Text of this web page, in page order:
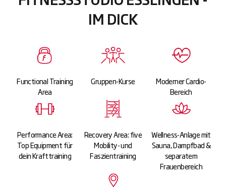
IM DICK
Functional Training
Area
Gruppen-Kurse
Moderner Cardio-
Bereich
Performance Area:
Top Equipment für
dein Krafttraining
Recovery Area: five
Mobility- und
Faszientraining
Wellness-Anlage mit
Sauna, Dampfbad &
separatem
Frauenbereich